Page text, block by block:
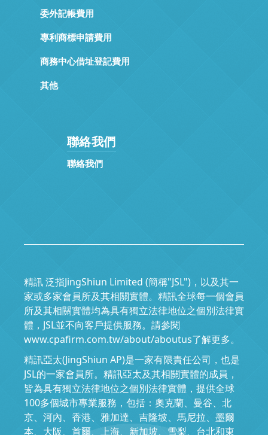
委外記帳費用
專利商標申請費用
商務中心借址登記費用
其他
聯絡我們
聯絡我們
精訊 泛指JingShiun Limited (簡稱"JSL")，以及其一
家或多家會員所及其相關實體。精訊全球每一個會員
所及其相關實體均為具有獨立法律地位之個別法律實
體，JSL並不向客戶提供服務。請參閱
www.cpafirm.com.tw/about/aboutus了解更多。
精訊亞太(JingShiun AP)是一家有限責任公司，也是
JSL的一家會員所。精訊亞太及其相關實體的成員，
皆為具有獨立法律地位之個別法律實體，提供全球
100多個城市專業服務，包括：奧克蘭、曼谷、北
京、河內、香港、雅加達、吉隆坡、馬尼拉、墨爾
本、大阪、首爾、上海、新加坡、雪梨、台北和東